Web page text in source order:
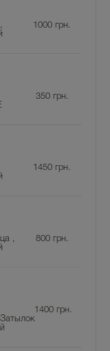
1000 грн.
350грн.
1450 грн.
,
800грн.
1400грн.